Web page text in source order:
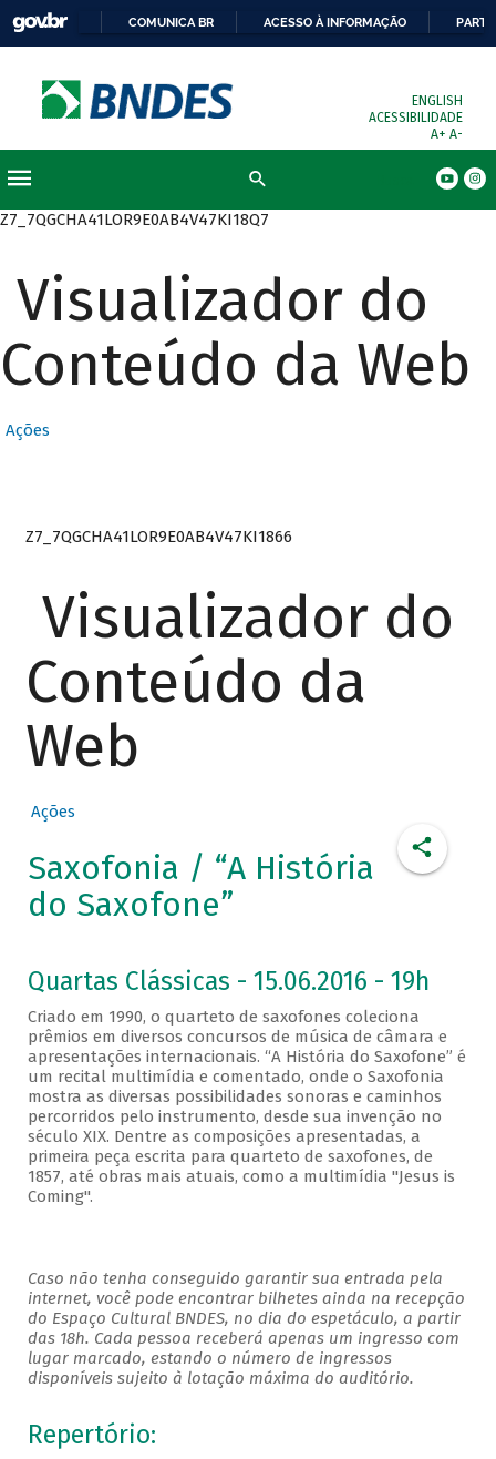
COMUNICA BR ACESSO À INFORMAÇÃO
ENGLISH
ACESSIBILIDADE
A+ A-
Z7_7QGCHA41LOR9E0AB4V47KI18Q7
Visualizador do
Conteúdo da Web
Ações
Z7_7QGCHA41LOR9E0AB4V47KI1866
Visualizador do
Conteúdo da
Web
Ações
Saxofonia / “A História
do Saxofone”
Quartas Clássicas - 15.06.2016 - 19h
Criado em 1990, o quarteto de saxofones coleciona
prêmios em diversos concursos de música de câmara e
apresentações internacionais. “A História do Saxofone” é
um recital multimídia e comentado, onde o Saxofonia
mostra as diversas possibilidades sonoras e caminhos
percorridos pelo instrumento, desde sua invenção no
século XIX. Dentre as composições apresentadas, a
primeira peça escrita para quarteto de saxofones, de
1857, até obras mais atuais, como a multimídia "Jesus is
Coming".
Caso não tenha conseguido garantir sua entrada pela
internet, você pode encontrar bilhetes ainda na recepção
do Espaço Cultural BNDES, no dia do espetáculo, a partir
das 18h. Cada pessoa receberá apenas um ingresso com
lugar marcado, estando o número de ingressos
disponíveis sujeito à lotação máxima do auditório.
Repertório: